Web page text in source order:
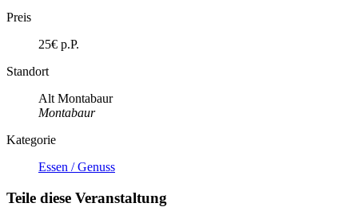
Preis
25€ p.P.
Standort
Alt Montabaur
Montabaur
Kategorie
Essen / Genuss
Teile diese Veranstaltung